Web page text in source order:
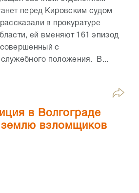
перед Кировским судом
в прокуратуре
ей вменяют 161 эпизод
с
положения. В...
в Волгограде
взломщиков